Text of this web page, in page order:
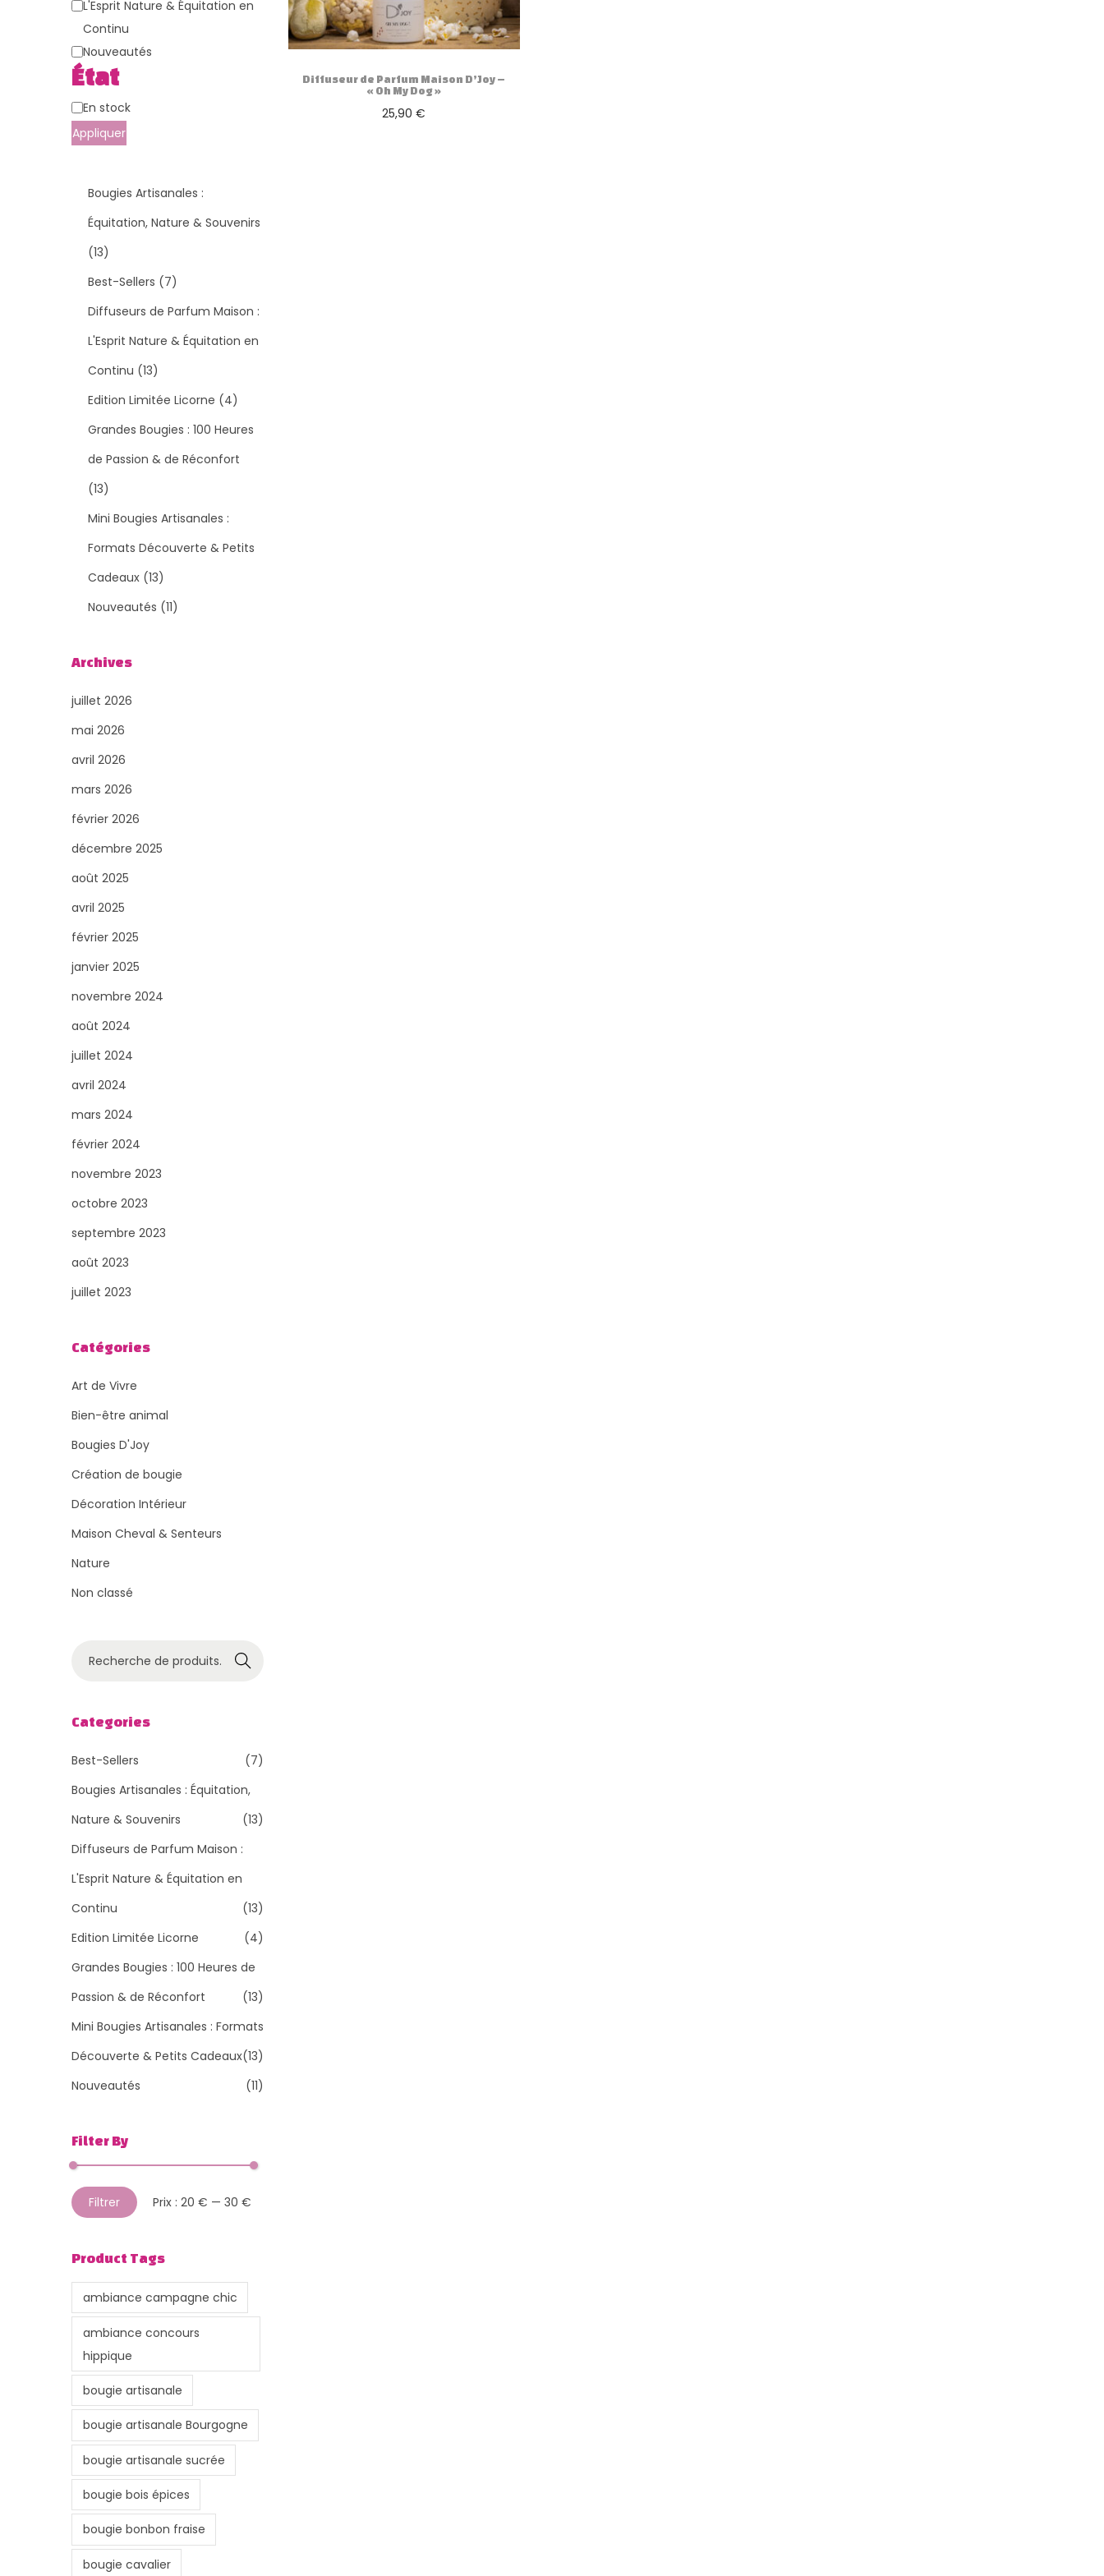
g
t
i
n
n
Diffuseur de Parfum Maison D’Joy –
« Oh My Dog »
25,90€
a
é
g
r
i
L'Esprit Nature & Équitation en
Continu
Nouveautés
État
É
t
En stock
Appliquer
Bougies Artisanales :
Équitation, Nature & Souvenirs
131
3
p
r
o
d
u
t
s
Best-Sellers 77
p
r
d
u
i
s
Diffuseurs de Parfum Maison :
L'Esprit Nature & Équitation en
Continu 131
3
p
r
d
u
i
t
Edition Limitée Licorne 44
p
r
u
Grandes Bougies : 100 Heures
de Passion & de Réconfort
131
3
p
r
o
u
t
s
Mini Bougies Artisanales :
Formats Découverte & Petits
Cadeaux 131
3
s
Nouveautés 111
Archives
juillet 2026
mai 2026
avril 2026
mars 2026
février 2026
décembre 2025
août 2025
avril 2025
février 2025
janvier 2025
novembre 2024
août 2024
juillet 2024
avril 2024
mars 2024
février 2024
novembre 2023
octobre 2023
septembre 2023
août 2023
juillet 2023
Catégories
Art de Vivre
Bien-être animal
Bougies D'Joy
Création de bougie
Décoration Intérieur
Maison Cheval & Senteurs
Nature
Non classé
h
r
c
h
r
p
o
:
>
Recher
Categories
Best-Sellers
(7)
Bougies Artisanales : Équitation,
Nature & Souvenirs
(13)
Diffuseurs de Parfum Maison :
L'Esprit Nature & Équitation en
Continu
(13)
Edition Limitée Licorne
(4)
Grandes Bougies : 100 Heures de
Passion & de Réconfort
(13)
Mini Bougies Artisanales : Formats
Découverte & Petits Cadeaux(13)
Nouveautés
(11)
Filter By
P
x
i
P
x
a
Filtrer Prix : 20 € — 30 €
Product Tags
ambiance campagne chic
ambiance concours
hippique
bougie artisanale
bougie artisanale Bourgogne
bougie artisanale sucrée
bougie bois épices
bougie bonbon fraise
bougie cavalier